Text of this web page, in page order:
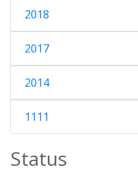
2018
2017
2014
1111
Status